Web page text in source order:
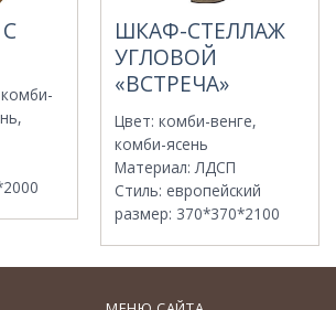
ШКАФ-СТЕЛЛАЖ
УГЛОВОЙ
«ВСТРЕЧА»
Цвет:комби-венге,
комби-ясень
Материал:ЛДСП
Стиль: европейский
размер: 370*370*2100